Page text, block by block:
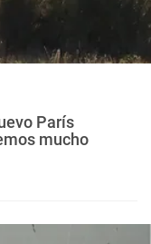
París
mucho